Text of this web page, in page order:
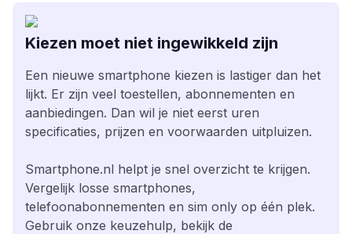
Kiezen moet niet ingewikkeld zijn
Een nieuwe smartphone kiezen is lastiger dan het
lijkt. Er zijn veel toestellen, abonnementen en
aanbiedingen. Dan wil je niet eerst uren
specificaties, prijzen en voorwaarden uitpluizen.
Smartphone.nl helpt je snel overzicht te krijgen.
Vergelijk losse smartphones,
telefoonabonnementen en sim only op één plek.
Gebruik onze keuzehulp, bekijk de